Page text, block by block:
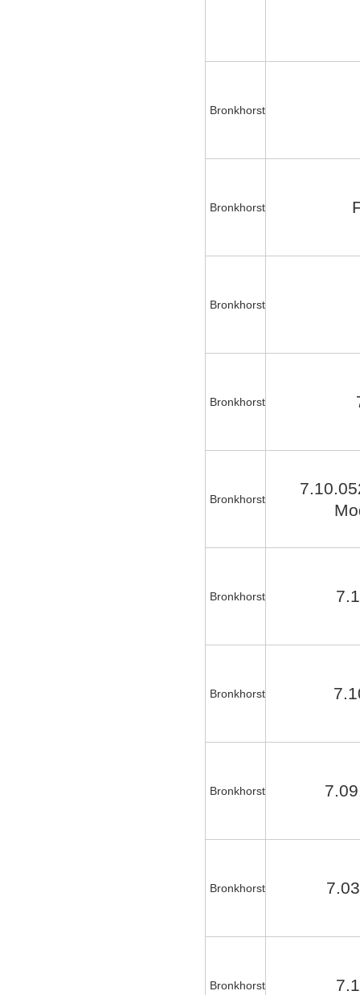
Bronkhorst
Bronkhorst
Bronkhorst
Bronkhorst
Bronkhorst
Bronkhorst
Bronkhorst
Bronkhorst
Bronkhorst
Bronkhorst